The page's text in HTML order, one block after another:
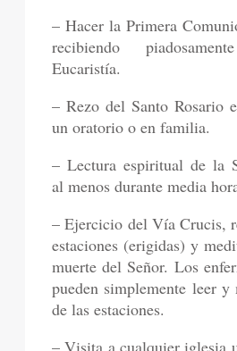
– Hacer la Primera
recibiendo
Eucaristía.
– Rezo del Santo Rosario
un oratorio o en familia.
– Lectura espiritual de la
al menos durante media
– Ejercicio del Vía Crucis,
estaciones (erigidas) y
muerte del Señor. Los
pueden simplemente leer y
de las estaciones.